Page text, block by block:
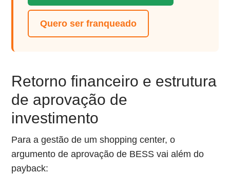
Quero ser franqueado
Retorno financeiro e estrutura
de aprovação de
investimento
Para a gestão de um shopping center, o
argumento de aprovação de BESS vai além do
payback: